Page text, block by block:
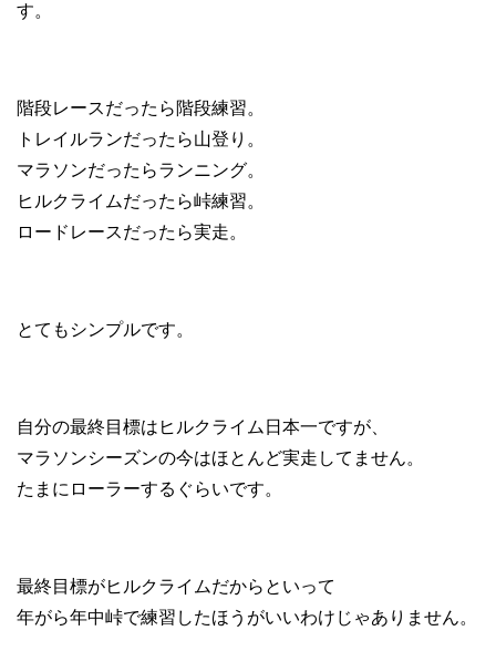
す。
階段レースだったら階段練習。
トレイルランだったら山登り。
マラソンだったらランニング。
ヒルクライムだったら峠練習。
ロードレースだったら実走。
とてもシンプルです。
自分の最終目標はヒルクライム日本一ですが、
マラソンシーズンの今はほとんど実走してません。
たまにローラーするぐらいです。
最終目標がヒルクライムだからといって
年がら年中峠で練習したほうがいいわけじゃありません。